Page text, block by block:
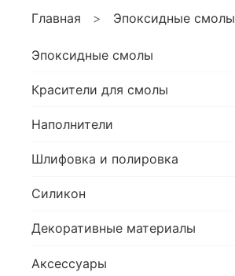
Главная Эпоксидные смолы
Эпоксидные смолы
Красители для смолы
Наполнители
Шлифовка и полировка
Силикон
Декоративные материалы
Аксессуары